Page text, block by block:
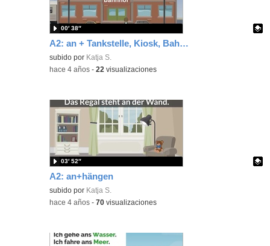
A2: an + Tankstelle, Kiosk, Bahnhof
Contenido educativo.
subido por Katja S.
00′ 38″
-hace 4 años -22 visualizaciones
A2: an+hängen
Contenido educativo.
subido por Katja S.
03′ 52″
-hace 4 años -70 visualizaciones